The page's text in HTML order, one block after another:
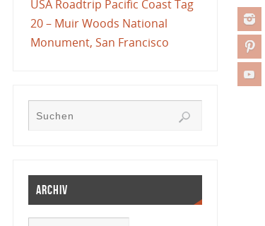
USA Roadtrip Pacific Coast Tag
20 – Muir Woods National
Monument, San Francisco
Archiv